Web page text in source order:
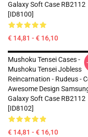
Galaxy Soft Case RB2112
[ID8100]
€ 14,81 - € 16,10
Mushoku Tensei Cases -
Mushoku Tensei Jobless
Reincarnation - Rudeus -
Awesome Design
Galaxy Soft Case RB2112
[ID8102]
€ 14,81 - € 16,10